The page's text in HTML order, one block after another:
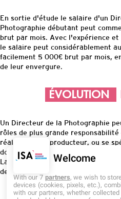
En sortie d'étude le salaire d'un
Photographie débutant peut
brut par mois. Avec l'expérience
le salaire peut considérablement
facilement 5 000€ brut par mois,
de leur envergure.
ÉVOLUTION
Un Directeur de la Photographie
rôles de plus grande
réalisateur ou producteur, ou se
domaines tels que les effets
La reconnaissance dans le métier
des portes vers des projets
Welcome
With our 7 partners, we wish to
devices (cookies, pixels, etc.),
with our partners, whether